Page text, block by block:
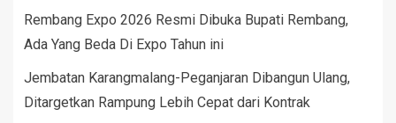
Rembang Expo 2026 Resmi Dibuka Bupati Rembang,
Ada Yang Beda Di Expo Tahun ini
Jembatan Karangmalang-Peganjaran Dibangun Ulang,
Ditargetkan Rampung Lebih Cepat dari Kontrak